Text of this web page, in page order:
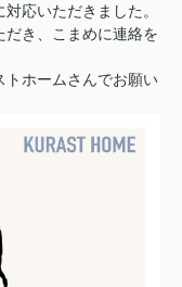
応いただきました。
だき、こまめに連絡を
トホームさんでお願い